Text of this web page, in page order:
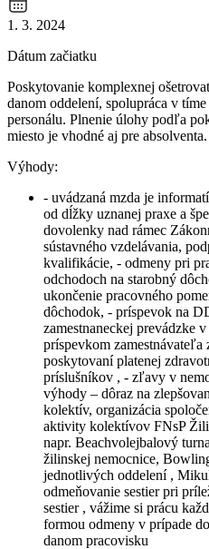
1. 3. 2024
Dátum začiatku
Poskytovanie komplexnej
danom oddelení, spolupráca v
personálu. Plnenie úlohy podľa
miesto je vhodné aj pre absolventa.
Výhody:
- uvádzaná mzda je
od dĺžky uznanej praxe a
dovolenky nad rámec
sústavného vzdelávania,
kvalifikácie, - odmeny pri
odchodoch na starobný
ukončenie pracovného
dôchodok, - príspevok na
zamestnaneckej prevádzke
príspevkom
poskytovaní platenej
príslušníkov , - zľavy v
výhody – dôraz na
kolektív, organizácia
aktivity kolektívov FNsP
napr. Beachvolejbalový
žilinskej nemocnice,
jednotlivých oddelení ,
odmeňovanie sestier pri
sestier , vážime si prácu
formou odmeny v prípade
danom pracovisku